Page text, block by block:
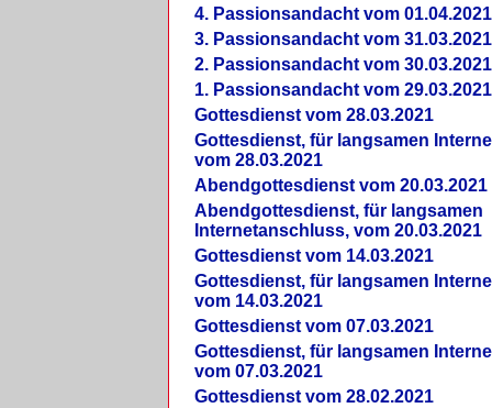
4. Passionsandacht vom 01.04.2021
3. Passionsandacht vom 31.03.2021
2. Passionsandacht vom 30.03.2021
1. Passionsandacht vom 29.03.2021
Gottesdienst vom 28.03.2021
Gottesdienst, für langsamen
vom 28.03.2021
Abendgottesdienst vom 20.03.2021
Abendgottesdienst, für langsamen
Internetanschluss, vom 20.03.2021
Gottesdienst vom 14.03.2021
Gottesdienst, für langsamen
vom 14.03.2021
Gottesdienst vom 07.03.2021
Gottesdienst, für langsamen
vom 07.03.2021
Gottesdienst vom 28.02.2021